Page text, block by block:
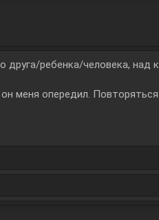
ребенка/человека,
меня опередил. Повторяться